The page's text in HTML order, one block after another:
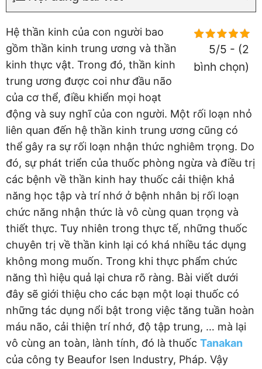
5/5 - (2
bình chọn)
Hệ thần kinh của con người bao
gồm thần kinh trung ương và thần
kinh thực vật. Trong đó, thần kinh
trung ương được coi như đầu não
của cơ thể, điều khiển mọi hoạt
động và suy nghĩ của con người. Một rối loạn nhỏ
liên quan đến hệ thần kinh trung ương cũng có
thể gây ra sự rối loạn nhận thức nghiêm trọng. Do
đó, sự phát triển của thuốc phòng ngừa và điều trị
các bệnh về thần kinh hay thuốc cải thiện khả
năng học tập và trí nhớ ở bệnh nhân bị rối loạn
chức năng nhận thức là vô cùng quan trọng và
thiết thực. Tuy nhiên trong thực tế, những thuốc
chuyên trị về thần kinh lại có khá nhiều tác dụng
không mong muốn. Trong khi thực phẩm chức
năng thì hiệu quả lại chưa rõ ràng. Bài viết dưới
đây sẽ giới thiệu cho các bạn một loại thuốc có
những tác dụng nổi bật trong việc tăng tuần hoàn
máu não, cải thiện trí nhớ, độ tập trung, … mà lại
vô cùng an toàn, lành tính, đó là thuốc Tanakan
của công ty Beaufor Isen Industry, Pháp. Vậy